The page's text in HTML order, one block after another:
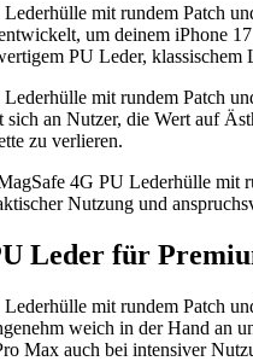
mit rundem Patch
um deinem iPhone
PU Leder, klassischem
mit rundem Patch
sich an Nutzer, die Wert auf
zu verlieren.
4G PU Lederhülle mit
Nutzung und
Leder für
mit rundem Patch
weich in der Hand an
Max auch bei intensiver